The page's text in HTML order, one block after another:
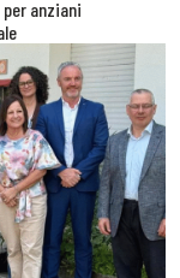
anziani